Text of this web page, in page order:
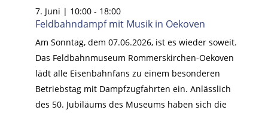
7. Juni | 10:00- 18:00
Feldbahndampf mit Musik in Oekoven
Am Sonntag, dem 07.06.2026, ist es wieder soweit.
Das Feldbahnmuseum Rommerskirchen-Oekoven
lädt alle Eisenbahnfans zu einem besonderen
Betriebstag mit Dampfzugfahrten ein. Anlässlich
des 50. Jubiläums des Museums haben sich die